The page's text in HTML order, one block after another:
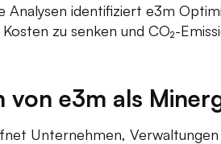
identifiziert e3m
zu senken und CO₂-
e3m als
Unternehmen,